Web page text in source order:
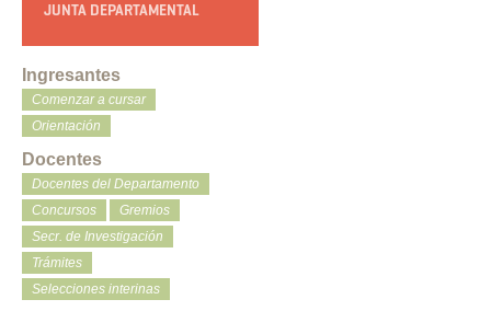
JUNTA DEPARTAMENTAL
Ingresantes
Comenzar a cursar
Orientación
Docentes
Docentes del Departamento
Concursos
Gremios
Secr. de Investigación
Trámites
Selecciones interinas